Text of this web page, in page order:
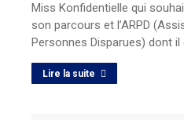
Miss Konfidentielle qui
son parcours et l’ARPD
Personnes Disparues) dont
Lire la suite